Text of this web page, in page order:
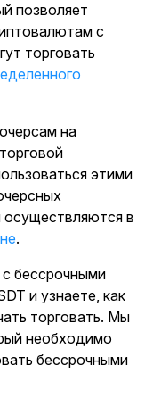
позволяет
с
торговать
на
этими
осуществляются в
.
бессрочными
и узнаете, как
торговать. Мы
необходимо
бессрочными